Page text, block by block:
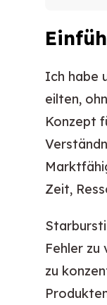
Ich habe
eilten,
Konzept
Zeit,
Fehler
zu